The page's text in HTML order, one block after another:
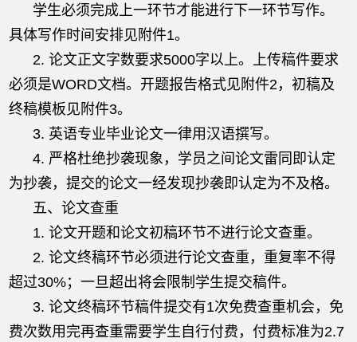
学生必须完成上一环节才能进行下一环节写作。
具体写作时间安排见附件1。
2. 论文正文字数要求5000字以上。上传稿件要求
必须是WORD文档。开题报告格式见附件2，初稿及
终稿模板见附件3。
3. 英语专业毕业论文一律用汉语撰写。
4. 严格杜绝抄袭现象，学员之间论文雷同即认定
为抄袭，提交的论文一经发现抄袭即认定为不及格。
五、论文查重
1. 论文开题和论文初稿环节不进行论文查重。
2. 论文终稿环节必须进行论文查重，重复率不得
超过30%；一旦超出将会限制学生提交稿件。
3. 论文终稿环节稿件提交有1次免费查重机会，免
费次数用完再查重需要学生自行付费，付费标准为2.7